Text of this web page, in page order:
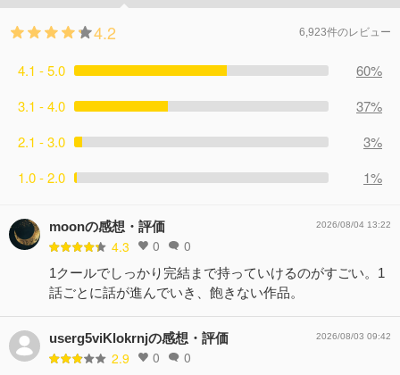
コメント14件拍手28回
コメント5件拍手12回
4.2 6,923件のレビュー
4.1 - 5.0
60%
3.1 - 4.0
37%
2.1 - 3.0
3%
1.0 - 2.0
1%
moonの感想・評価
4.3 0 0
2026/08/04 13:22
1クールでしっかり完結まで持っていけるのがすごい。1
話ごとに話が進んでいき、飽きない作品。
userg5viKlokrnjの感想・評価
2.9 0 0
2026/08/03 09:42